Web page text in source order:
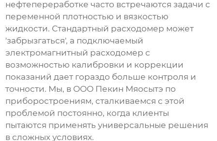
нефтепереработке часто встречаются задачи с
переменной плотностью и вязкостью
жидкости. Стандартный расходомер может
'забрызгаться', а подключаемый
электромагнитный расходомер с
возможностью калибровки и коррекции
показаний дает гораздо больше контроля и
точности. Мы, в ООО Пекин Мяосытэ по
приборостроениям, сталкиваемся с этой
проблемой постоянно, когда клиенты
пытаются применять универсальные решения
в сложных условиях.